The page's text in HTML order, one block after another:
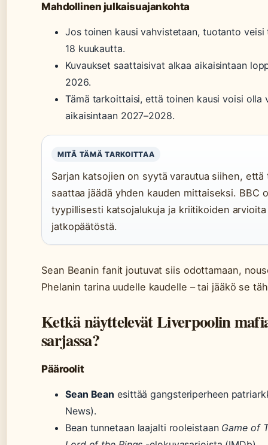
Mahdollinen julkaisuajankohta
Jos toinen kausi vahvistetaan, tuotanto veisi
18 kuukautta.
Kuvaukset saattaisivat alkaa aikaisintaan
2026.
Tämä tarkoittaisi, että toinen kausi voisi olla
aikaisintaan 2027–2028.
MITÄ TÄMÄ TARKOITTAA
Sarjan katsojien on syytä varautua siihen, että
saattaa jäädä yhden kauden mittaiseksi. BBC
tyypillisesti katsojalukuja ja kriitikoiden
jatkopäätöstä.
Sean Beanin fanit joutuvat siis odottamaan,
Phelanin tarina uudelle kaudelle – tai jääkö se
Ketkä näyttelevät Liverpoolin
sarjassa?
Pääroolit
Sean Bean esittää gangsteriperheen
News).
Bean tunnetaan laajalti rooleistaan Game of